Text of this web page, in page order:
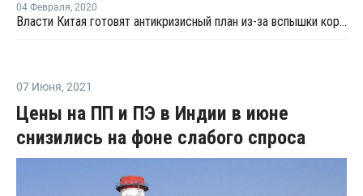
04 Февраля, 2020
Власти Китая готовят антикризисный план из-за вспышки коронавируса
07 Июня, 2021
Цены на ПП и ПЭ в Индии в июне
снизились на фоне слабого спроса